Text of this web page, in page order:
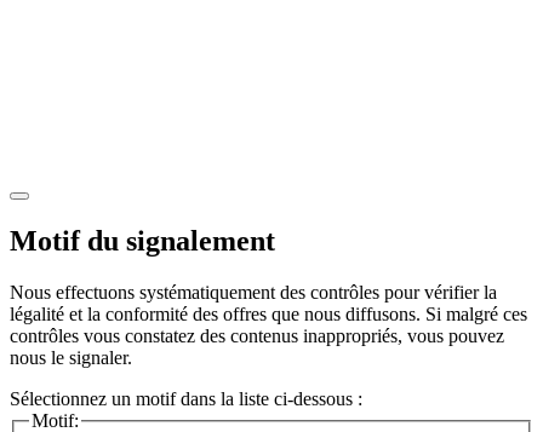
Motif du signalement
Nous effectuons systématiquement des contrôles pour vérifier la
légalité et la conformité des offres que nous diffusons. Si malgré ces
contrôles vous constatez des contenus inappropriés, vous pouvez
nous le signaler.
Sélectionnez un motif dans la liste ci-dessous :
Motif: